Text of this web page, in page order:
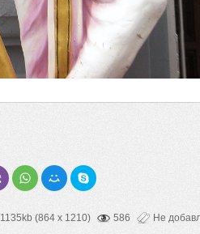
1135kb (864 x 1210) 586 Не